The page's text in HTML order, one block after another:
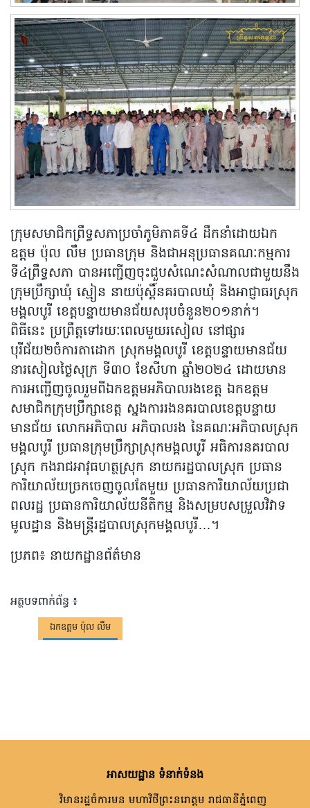
ក្រុមសមាជិកព្រឹទ្ធសភាប្រចាំភូមិភាគទី៤ ដឹកនាំដោយឯក
ឧត្តម ប៉ុល លឹម ប្រធានក្រុម និងជាអនុប្រធានគណៈកម្មការ
ទី៤ព្រឹទ្ធសភា បានអញ្ជើញចុះជួបសំណេះសំណាលជាមួយនឹង
ក្រុមប្រឹក្សាឃុំ ស្មៀន នាយប៉ុស្តិ៍នគរបាលឃុំ និងអាជ្ញាធរស្រុក
មង្គលបូរី ខេត្តបន្ទាយមានជ័យសរុបចំនួន២០១នាក់។
ពិធីនេះ ប្រព្រឹត្តទៅរយៈពេលមួយរសៀល នៅផ្សារ
បុរីជ័យ២ចំការតាដោក ស្រុកមង្គលបូរី ខេត្តបន្ទាយមានជ័យ
នារសៀលថ្ងៃសុក្រ ទី៣០ ខែសីហា ឆ្នាំ២០២៤ ដោយមាន
ការអញ្ជើញចូលរួមពីឯកឧត្តមអភិបាលរងខេត្ត ឯកឧត្តម
សមាជិកក្រុមប្រឹក្សាខេត្ត ស្នងការរងនគរបាលខេត្តបន្ទាយ
មានជ័យ លោកអភិបាល អភិបាលរង នៃគណៈអភិបាលស្រុក
មង្គលបូរី ប្រធានក្រុមប្រឹក្សាស្រុកមង្គលបូរី អធិការនគរបាល
ស្រុក កងរាជអាវុធហត្ថស្រុក នាយករដ្ឋបាលស្រុក ប្រធាន
ការិយាល័យច្រកចេញចូលតែមួយ ប្រធានការិយាល័យប្រជា
ពលរដ្ឋ ប្រធានការិយាល័យនីតិកម្ម និងសម្របសម្រួលវិវាទ
មូលដ្ឋាន និងមន្ត្រីរដ្ឋបាលស្រុកមង្គលបូរី…។
ប្រភព៖ នាយកដ្ឋានព័ត៌មាន
អត្ថបទពាក់ព័ន្ធ ៖
ឯកឧត្តម​ ប៉ុល លឹម
អាសយដ្ឋាន ទំនាក់ទំនង
វិមានរដ្ឋចំការមន មហាវិថីព្រះនរោត្តម រាជធានីភ្នំពេញ